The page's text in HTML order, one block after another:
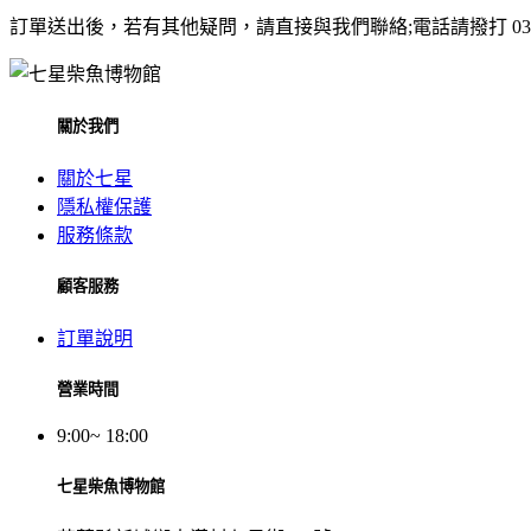
訂單送出後，若有其他疑問，請直接與我們聯絡;電話請撥打
關於我們
關於七星
隱私權保護
服務條款
顧客服務
訂單說明
營業時間
9:00~ 18:00
七星柴魚博物館